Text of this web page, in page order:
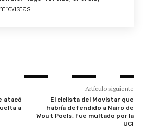
atacó
a
Artículo siguiente
El ciclista del Movistar que
habría defendido a Nairo de
Wout Poels, fue multado por la
UCI